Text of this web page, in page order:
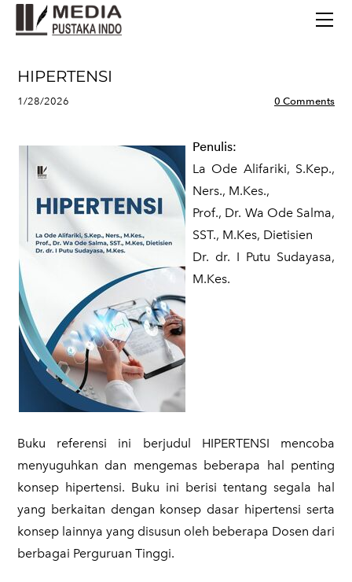
HIPERTENSI
1/28/2026 0 Comments
Penulis:
La Ode Alifariki, S.Kep.,
Ners., M.Kes.,
Prof., Dr. Wa Ode Salma,
SST., M.Kes, Dietisien
Dr. dr. I Putu Sudayasa,
M.Kes.
Buku referensi ini berjudul HIPERTENSI mencoba
menyuguhkan dan mengemas beberapa hal penting
konsep hipertensi. Buku ini berisi tentang segala hal
yang berkaitan dengan konsep dasar hipertensi serta
konsep lainnya yang disusun oleh beberapa Dosen dari
berbagai Perguruan Tinggi.